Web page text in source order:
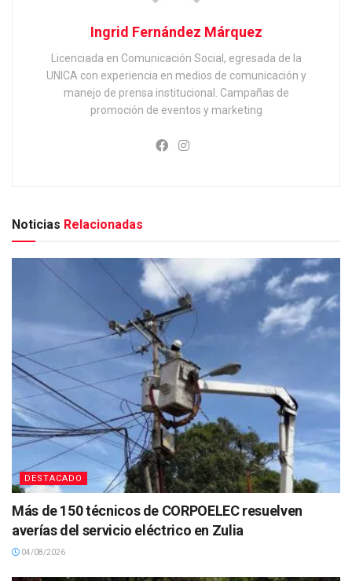
Ingrid Fernández Márquez
Licenciada en Comunicación Social, egresada de la
UNICA con experiencia en medios de comunicación y
manejo de prensa institucional. Campañas de
promoción de eventos y marketing
Noticias Relacionadas
DESTACADO
Más de 150 técnicos de CORPOELEC resuelven
averías del servicio eléctrico en Zulia
04/08/2026